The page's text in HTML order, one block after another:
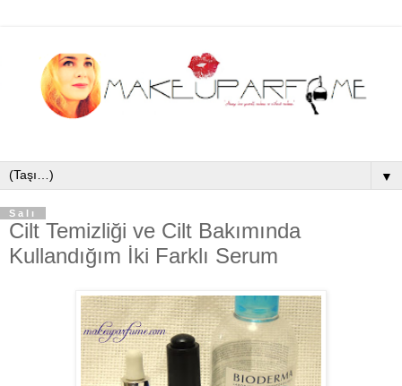
▼
Salı
Cilt Temizliği ve Cilt Bakımında
Kullandığım İki Farklı Serum